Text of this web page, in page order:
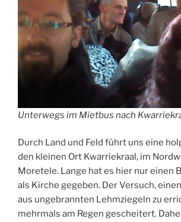
Unterwegs im Mietbus nach
Durch Land und Feld führt uns eine
den kleinen Ort Kwarriekraal, im
Moretele. Lange hat es hier nur einen
als Kirche gegeben. Der Versuch,
aus ungebrannten Lehmziegeln zu
mehrmals am Regen gescheitert.